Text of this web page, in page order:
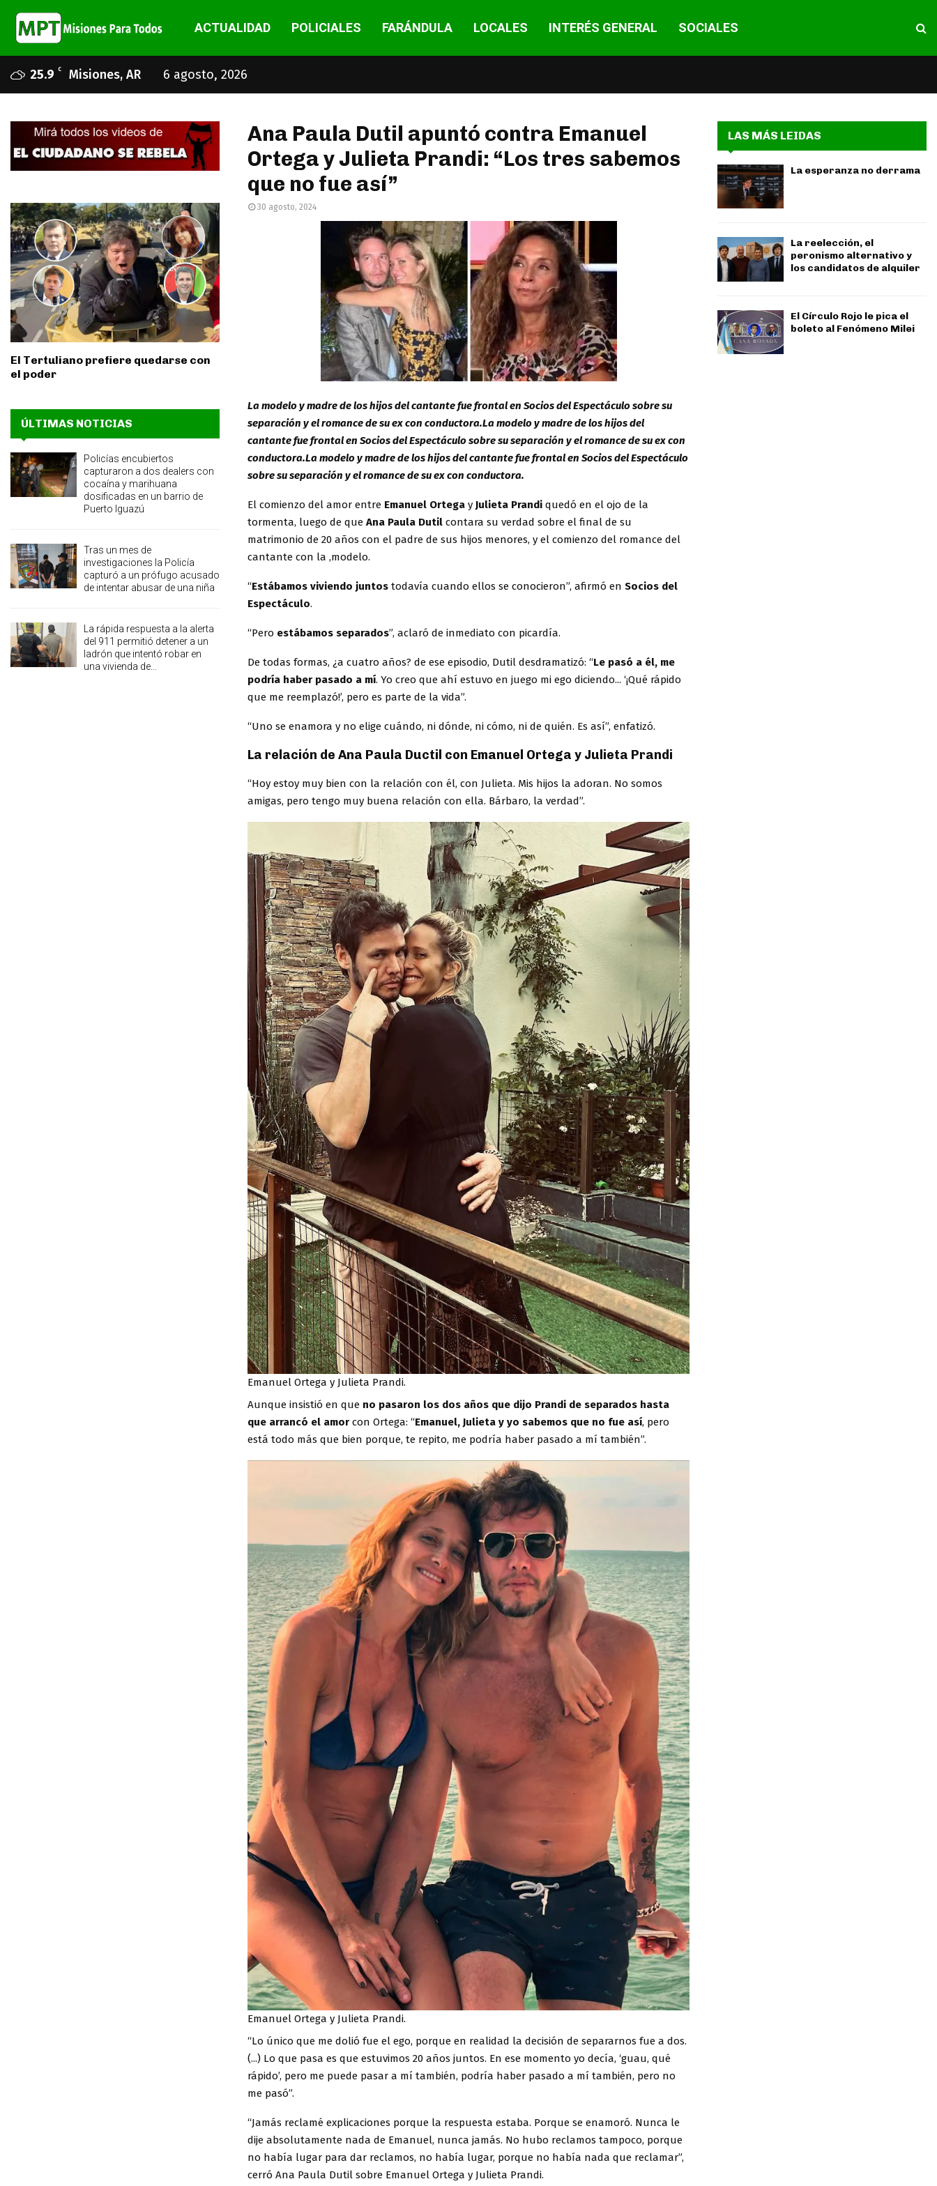
ACTUALIDAD POLICIALES FARÁNDULA LOCALES INTERÉS GENERAL SOCIALES
25.9 C Misiones, AR 6 agosto, 2026
Ana Paula Dutil apuntó contra Emanuel
Ortega y Julieta Prandi: “Los tres sabemos
que no fue así”
30 agosto, 2024
La modelo y madre de los hijos del cantante fue frontal en Socios del Espectáculo sobre su
separación y el romance de su ex con conductora.La modelo y madre de los hijos del
cantante fue frontal en Socios del Espectáculo sobre su separación y el romance de su ex con
conductora.La modelo y madre de los hijos del cantante fue frontal en Socios del Espectáculo
sobre su separación y el romance de su ex con conductora.
El comienzo del amor entre Emanuel Ortega y Julieta Prandi quedó en el ojo de la
tormenta, luego de que Ana Paula Dutil contara su verdad sobre el final de su
matrimonio de 20 años con el padre de sus hijos menores, y el comienzo del romance del
cantante con la ,modelo.
“Estábamos viviendo juntos todavía cuando ellos se conocieron”, afirmó en Socios del
Espectáculo.
“Pero estábamos separados”, aclaró de inmediato con picardía.
De todas formas, ¿a cuatro años? de ese episodio, Dutil desdramatizó: “Le pasó a él, me
podría haber pasado a mí. Yo creo que ahí estuvo en juego mi ego diciendo... ‘¡Qué rápido
que me reemplazó!’, pero es parte de la vida”.
“Uno se enamora y no elige cuándo, ni dónde, ni cómo, ni de quién. Es así”, enfatizó.
La relación de Ana Paula Ductil con Emanuel Ortega y Julieta Prandi
“Hoy estoy muy bien con la relación con él, con Julieta. Mis hijos la adoran. No somos
amigas, pero tengo muy buena relación con ella. Bárbaro, la verdad”.
Emanuel Ortega y Julieta Prandi.
Aunque insistió en que no pasaron los dos años que dijo Prandi de separados hasta
que arrancó el amor con Ortega: “Emanuel, Julieta y yo sabemos que no fue así, pero
está todo más que bien porque, te repito, me podría haber pasado a mí también”.
Emanuel Ortega y Julieta Prandi.
“Lo único que me dolió fue el ego, porque en realidad la decisión de separarnos fue a dos.
(...) Lo que pasa es que estuvimos 20 años juntos. En ese momento yo decía, ‘guau, qué
rápido’, pero me puede pasar a mí también, podría haber pasado a mí también, pero no
me pasó”.
“Jamás reclamé explicaciones porque la respuesta estaba. Porque se enamoró. Nunca le
dije absolutamente nada de Emanuel, nunca jamás. No hubo reclamos tampoco, porque
no había lugar para dar reclamos, no había lugar, porque no había nada que reclamar”,
cerró Ana Paula Dutil sobre Emanuel Ortega y Julieta Prandi.
El Tertuliano prefiere quedarse con
el poder
ÚLTIMAS NOTICIAS
Policías encubiertos
capturaron a dos dealers con
cocaína y marihuana
dosificadas en un barrio de
Puerto Iguazú
Tras un mes de
investigaciones la Policía
capturó a un prófugo acusado
de intentar abusar de una niña
La rápida respuesta a la alerta
del 911 permitió detener a un
ladrón que intentó robar en
una vivienda de...
LAS MÁS LEIDAS
La esperanza no derrama
La reelección, el
peronismo alternativo y
los candidatos de alquiler
El Círculo Rojo le pica el
boleto al Fenómeno Milei